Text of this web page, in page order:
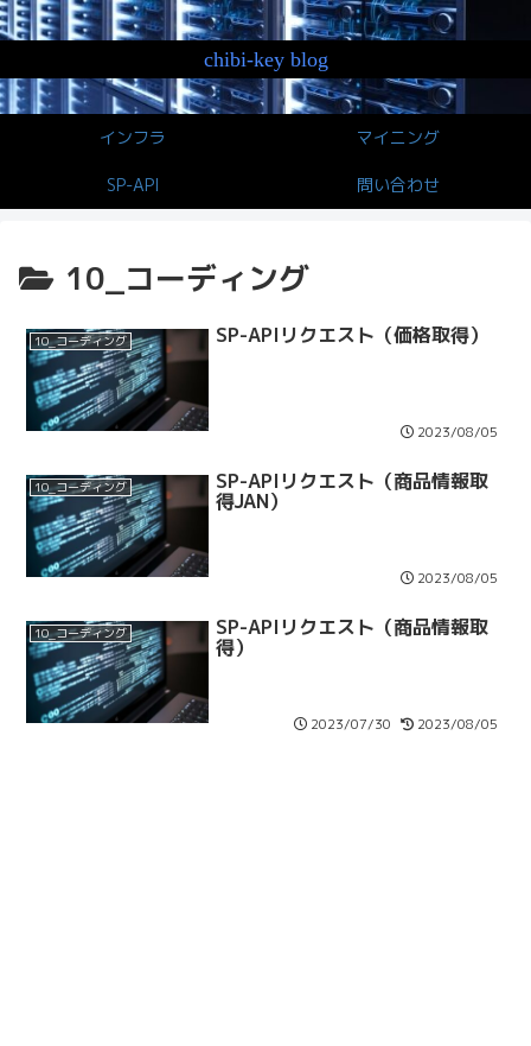
chibi-key blog
インフラ マイニング
SP-API 問い合わせ
10_コーディング
10_コーディング SP-APIリクエスト（価格取得）
2023/08/05
10_コーディング SP-APIリクエスト（商品情報取
得JAN）
2023/08/05
10_コーディング SP-APIリクエスト（商品情報取
得）
2023/07/30 2023/08/05